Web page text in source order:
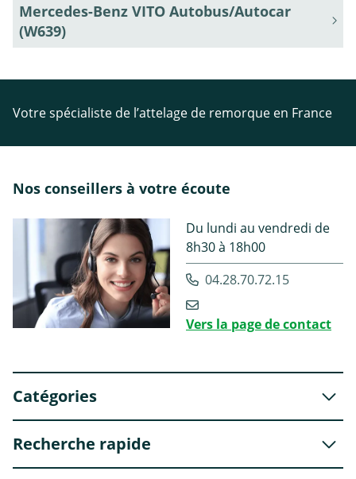
Mercedes-Benz VITO Autobus/Autocar
(W639)
Votre spécialiste de l’attelage de remorque en France
Nos conseillers à votre écoute
Du lundi au vendredi de
8h30 à 18h00
04.28.70.72.15
Vers la page de contact
Catégories
Recherche rapide